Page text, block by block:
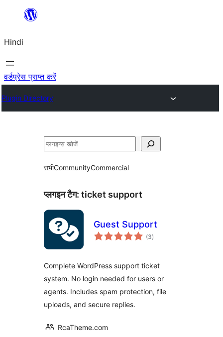
सामग्री
जाएं
Hindi
वर्डप्रेस प्राप्त करें
Plugin Directory
खोजें
सभीCommunityCommercial
प्लगइन टैग: ticket support
Guest Support
(3कुल
दर)
Complete WordPress support ticket
system. No login needed for users or
agents. Includes spam protection, file
uploads, and secure replies.
RcaTheme.com